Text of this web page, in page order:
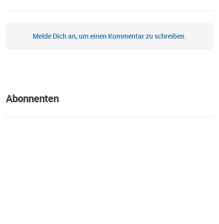
Melde Dich an, um einen Kommentar zu schreiben.
Abonnenten